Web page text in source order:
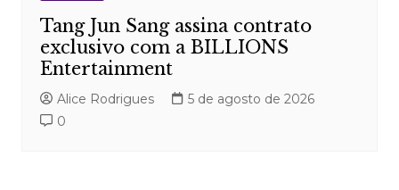
Tang Jun Sang assina contrato
exclusivo com a BILLIONS
Entertainment
Alice Rodrigues
5 de agosto de 2026
0